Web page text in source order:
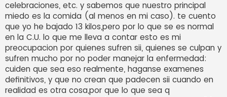
celebraciones, etc. y sabemos que nuestro principal
miedo es la comida (al menos en mi caso). te cuento
que yo he bajado 13 kilos,pero por lo que se es normal
en la C.U. lo que me lleva a contar esto es mi
preocupacion por quienes sufren sii, quienes se culpan y
sufren mucho por no poder manejar la enfermedad:
cuiden que sea eso realmente, haganse examenes
definitivos, y que no crean que padecen sii cuando en
realidad es otra cosa,por que lo que sea q